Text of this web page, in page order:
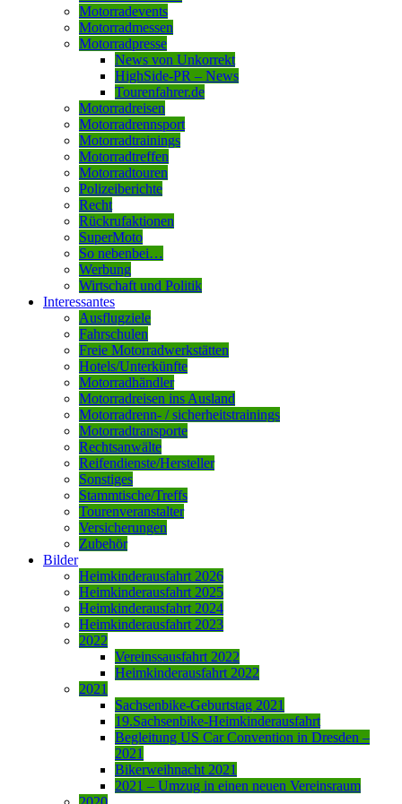
Motorradevents
Motorradmessen
Motorradpresse
News von Unkorrekt
HighSide-PR – News
Tourenfahrer.de
Motorradreisen
Motorradrennsport
Motorradtrainings
Motorradtreffen
Motorradtouren
Polizeiberichte
Recht
Rückrufaktionen
SuperMoto
So nebenbei…
Werbung
Wirtschaft und Politik
Interessantes
Ausflugziele
Fahrschulen
Freie Motorradwerkstätten
Hotels/Unterkünfte
Motorradhändler
Motorradreisen ins Ausland
Motorradrenn- / sicherheitstrainings
Motorradtransporte
Rechtsanwälte
Reifendienste/Hersteller
Sonstiges
Stammtische/Treffs
Tourenveranstalter
Versicherungen
Zubehör
Bilder
Heimkinderausfahrt 2026
Heimkinderausfahrt 2025
Heimkinderausfahrt 2024
Heimkinderausfahrt 2023
2022
Vereinssausfahrt 2022
Heimkinderausfahrt 2022
2021
Sachsenbike-Geburtstag 2021
19.Sachsenbike-Heimkinderausfahrt
Begleitung US Car Convention in Dresden –
2021
Bikerweihnacht 2021
2021 – Umzug in einen neuen Vereinsraum